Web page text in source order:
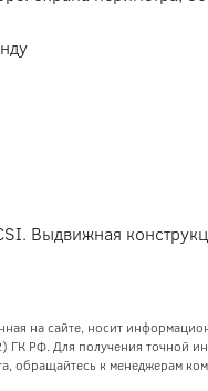
Выдвижная
на сайте, носит
ГК РФ. Для получения точной
обращайтесь к менеджерам